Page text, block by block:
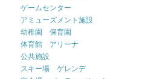
ゲームセンター
アミューズメント施設
幼稚園 保育園
体育館 アリーナ
公共施設
スキー場 ゲレンデ